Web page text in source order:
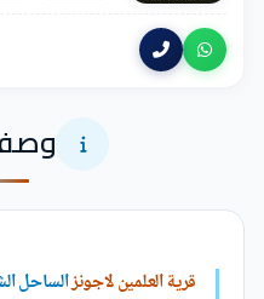
قرية العلمين لاجونز